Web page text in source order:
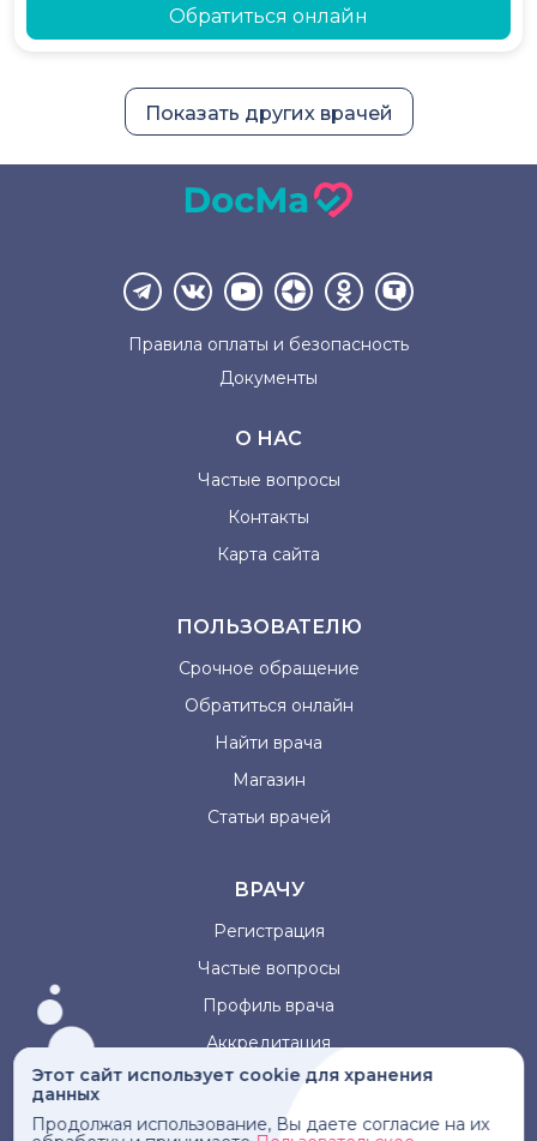
Обратиться онлайн
Показать других врачей
Этот сайт использует cookie для хранения
данных
Продолжая использование, Вы даете согласие на их
Правила оплаты и безопасность
Документы
О НАС
Частые вопросы
Контакты
Карта сайта
ПОЛЬЗОВАТЕЛЮ
Срочное обращение
Обратиться онлайн
Найти врача
Магазин
Статьи врачей
ВРАЧУ
Регистрация
Частые вопросы
Профиль врача
Аккредитация
Информация, представленная на сайте, не может быть
использована для постановки диагноза, назначения